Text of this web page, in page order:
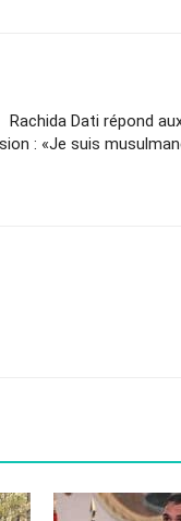
Rachida Dati répond
: «Je suis